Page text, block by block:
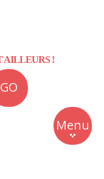
AILLEURS !
GO
Menu
Insolite
Business